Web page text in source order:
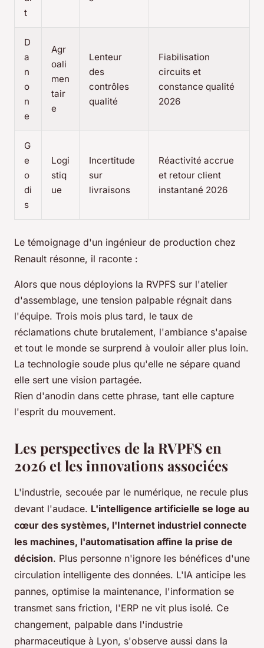
t
D
a
n
o
n
e
Agr
oali
men
tair
e
Lenteur
des
contrôles
qualité
Fiabilisation
circuits et
constance qualité
2026
G
e
o
di
s
Logi
stiq
ue
Incertitude
sur
livraisons
Réactivité accrue
et retour client
instantané 2026
Le témoignage d'un ingénieur de production chez
Renault résonne, il raconte :
Alors que nous déployions la RVPFS sur l'atelier
d'assemblage, une tension palpable régnait dans
l'équipe. Trois mois plus tard, le taux de
réclamations chute brutalement, l'ambiance s'apaise
et tout le monde se surprend à vouloir aller plus loin.
La technologie soude plus qu'elle ne sépare quand
elle sert une vision partagée.
Rien d'anodin dans cette phrase, tant elle capture
l'esprit du mouvement.
Les perspectives de la RVPFS en
2026 et les innovations associées
L'industrie, secouée par le numérique, ne recule plus
devant l'audace. L'intelligence artificielle se loge au
cœur des systèmes, l'Internet industriel connecte
les machines, l'automatisation affine la prise de
décision. Plus personne n'ignore les bénéfices d'une
circulation intelligente des données. L'IA anticipe les
pannes, optimise la maintenance, l'information se
transmet sans friction, l'ERP ne vit plus isolé. Ce
changement, palpable dans l'industrie
pharmaceutique à Lyon, s'observe aussi dans la